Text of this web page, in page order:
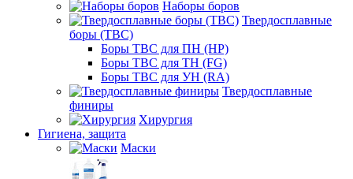
Наборы боров
Твердосплавные
боры (ТВС)
Боры ТВС для ПН (HP)
Боры ТВС для ТН (FG)
Боры ТВС для УН (RA)
Твердосплавные
финиры
Хирургия
Гигиена, защита
Маски